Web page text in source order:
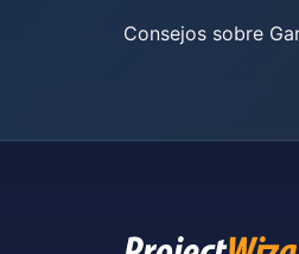
Consejos sobre